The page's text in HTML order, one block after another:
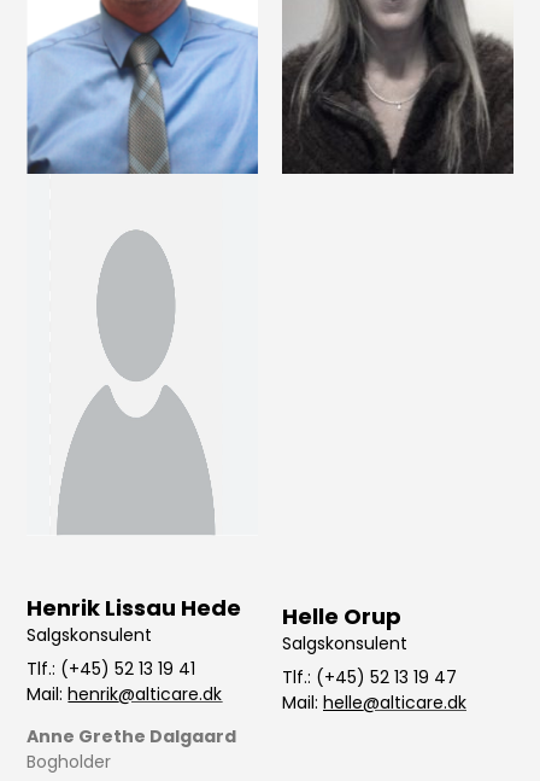
Henrik Lissau Hede
Salgskonsulent
Tlf.: (+45) 52 13 19 41
Mail:henrik@alticare.dk
Helle Orup
Salgskonsulent
Tlf.: (+45) 52 13 19 47
Mail: helle@alticare.dk
Anne Grethe Dalgaard
Bogholder